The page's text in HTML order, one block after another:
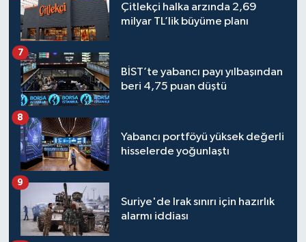
Çitlekçi halka arzında 2,69
milyar TL’lik büyüme planı
BİST’te yabancı payı yılbaşından
beri 4,75 puan düştü
7
Yabancı portföyü yüksek değerli
hisselerde yoğunlaştı
8
Suriye'de Irak sınırı için hazırlık
alarmı iddiası
9